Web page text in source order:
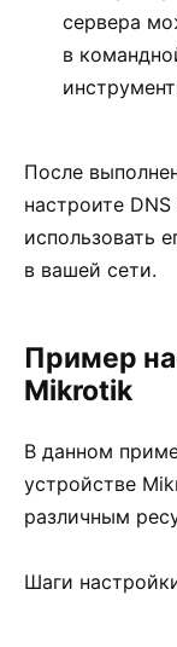
сервера
в
После
настроите
использовать
в вашей сети.
Пример
Mikrotik
В данном
устройстве
различным
Шаги